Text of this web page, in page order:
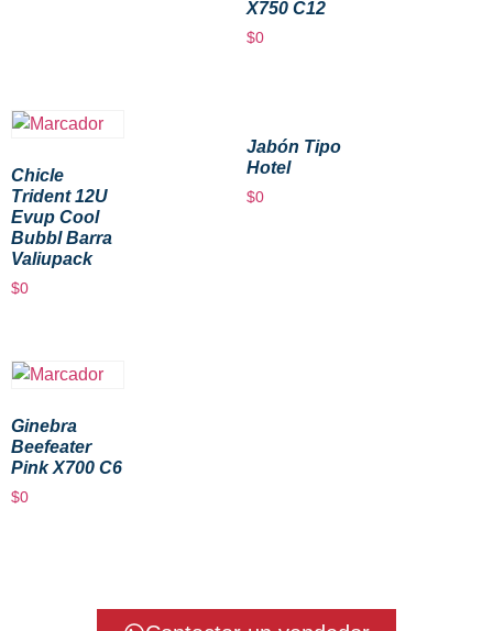
X750 C12
$0
Chicle
Trident 12U
Evup Cool
Bubbl Barra
Valiupack
$0
Jabón Tipo
Hotel
$0
Ginebra
Beefeater
Pink X700 C6
$0